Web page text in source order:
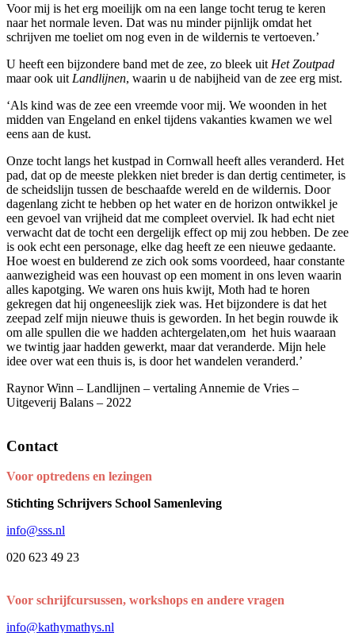
Voor mij is het erg moeilijk om na een lange tocht terug te keren
naar het normale leven. Dat was nu minder pijnlijk omdat het
schrijven me toeliet om nog even in de wildernis te vertoeven.’
U heeft een bijzondere band met de zee, zo bleek uit Het Zoutpad
maar ook uit Landlijnen, waarin u de nabijheid van de zee erg mist.
‘Als kind was de zee een vreemde voor mij. We woonden in het
midden van Engeland en enkel tijdens vakanties kwamen we wel
eens aan de kust.
Onze tocht langs het kustpad in Cornwall heeft alles veranderd. Het
pad, dat op de meeste plekken niet breder is dan dertig centimeter, is
de scheidslijn tussen de beschaafde wereld en de wildernis. Door
dagenlang zicht te hebben op het water en de horizon ontwikkel je
een gevoel van vrijheid dat me compleet overviel. Ik had echt niet
verwacht dat de tocht een dergelijk effect op mij zou hebben. De zee
is ook echt een personage, elke dag heeft ze een nieuwe gedaante.
Hoe woest en bulderend ze zich ook soms voordeed, haar constante
aanwezigheid was een houvast op een moment in ons leven waarin
alles kapotging. We waren ons huis kwijt, Moth had te horen
gekregen dat hij ongeneeslijk ziek was. Het bijzondere is dat het
zeepad zelf mijn nieuwe thuis is geworden. In het begin rouwde ik
om alle spullen die we hadden achtergelaten,om het huis waaraan
we twintig jaar hadden gewerkt, maar dat veranderde. Mijn hele
idee over wat een thuis is, is door het wandelen veranderd.’
Raynor Winn – Landlijnen – vertaling Annemie de Vries –
Uitgeverij Balans – 2022
Contact
Voor optredens en lezingen
Stichting Schrijvers School Samenleving
info@sss.nl
020 623 49 23
Voor schrijfcursussen, workshops en andere vragen
info@kathymathys.nl